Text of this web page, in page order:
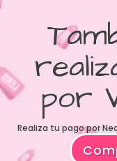
por
Realiza tu pago por